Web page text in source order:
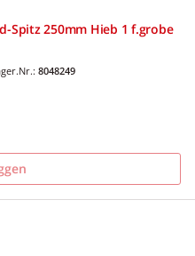
Spitz 250mm Hieb 1 f.grobe
8048249